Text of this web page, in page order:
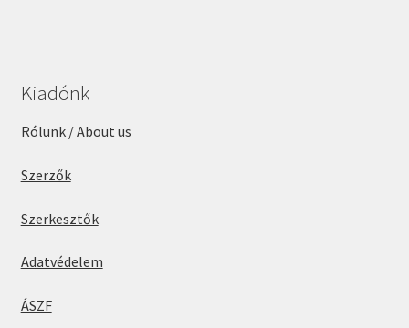
Kiadónk
Rólunk / About us
Szerzők
Szerkesztők
Adatvédelem
ÁSZF